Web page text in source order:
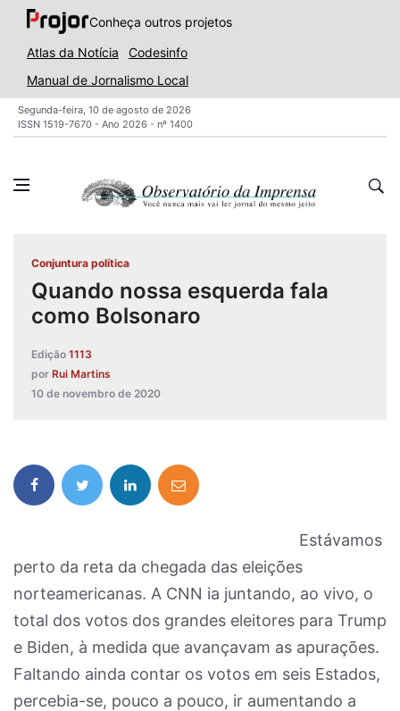
Conheça outros projetos
Atlas da Notícia
Codesinfo
Manual de Jornalismo Local
Segunda-feira, 10 de agosto de 2026
ISSN 1519-7670 - Ano 2026 - nº 1400
Conjuntura política
Quando nossa esquerda fala
como Bolsonaro
Edição 1113
por Rui Martins
10 de novembro de 2020
Estávamos
perto da reta da chegada das eleições
norteamericanas. A CNN ia juntando, ao vivo, o
total dos votos dos grandes eleitores para Trump
e Biden, à medida que avançavam as apurações.
Faltando ainda contar os votos em seis Estados,
percebia-se, pouco a pouco, ir aumentando a